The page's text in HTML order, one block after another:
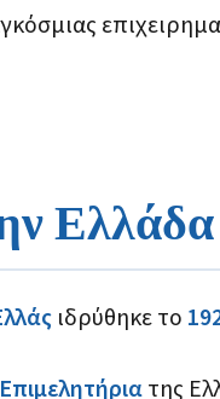
Ελλάδα
ιδρύθηκε το
της